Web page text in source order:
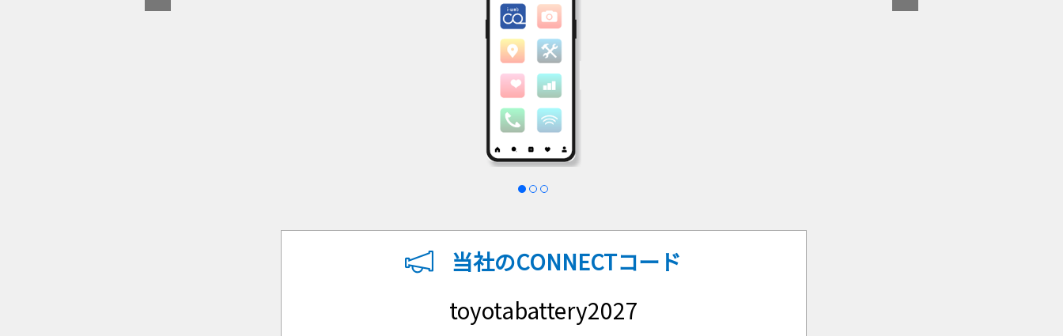
当社のCONNECTコード
toyotabattery2027